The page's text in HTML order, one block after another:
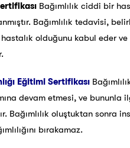
Bağımlılık ciddi bir
Bağımlılık tedavisi,
hastalık olduğunu kabul
Eğitimi Sertifikası
devam etmesi, ve
Bağımlılık oluştuktan
bırakamaz.